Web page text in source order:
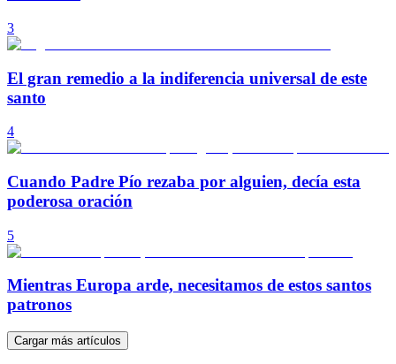
3
El gran remedio a la indiferencia universal de este
santo
4
Cuando Padre Pío rezaba por alguien, decía esta
poderosa oración
5
Mientras Europa arde, necesitamos de estos santos
patronos
Cargar más artículos